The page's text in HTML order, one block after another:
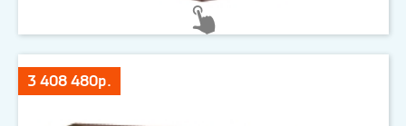
3 408 480р.